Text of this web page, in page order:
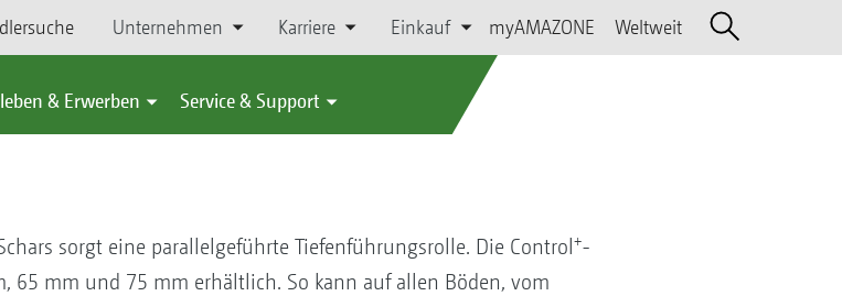
Unternehmen Karriere Einkauf myAMAZONE Weltweit
& Erwerben Service & Support
sorgt eine parallelgeführte Tiefenführungsrolle. Die Control +-
65 mm und 75 mm erhältlich. So kann auf allen Böden, vom